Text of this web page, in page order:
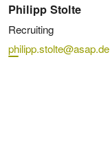
Philipp Stolte
Recruiting
philipp.stolte@asap.de